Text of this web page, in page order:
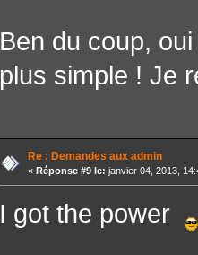
Ben du coup,
plus simple ! Je
Re : Demandes aux admin
« Réponse #9 le: janvier 04, 2013,
I got the power